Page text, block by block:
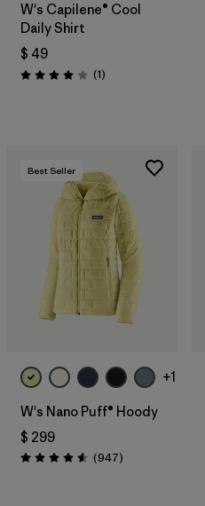
W's Capilene® Cool
Daily Shirt
$ 49
Valoración: 4.0 / 5
(1Comentarios
)
Best Seller
+1
W's Nano Puff® Hoody
$ 299
Valoración: 4.6 / 5
(947Comentarios
)